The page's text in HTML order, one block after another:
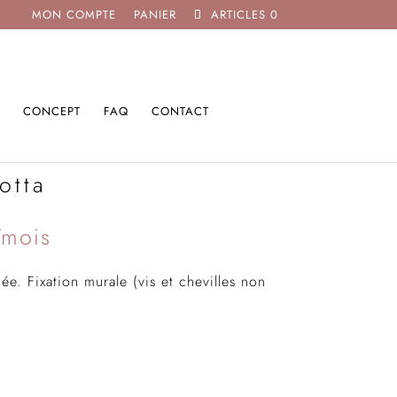
MON COMPTE PANIER ARTICLES 0
CONCEPT FAQ CONTACT
Fixation murale (vis et chevilles non